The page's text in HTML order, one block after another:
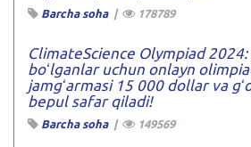
Barcha soha| 178789
ClimateScience Olympiad
boʻlganlar uchun onlayn
jamgʻarmasi 15 000 dollar va
bepul safar qiladi!
Barcha soha| 149569